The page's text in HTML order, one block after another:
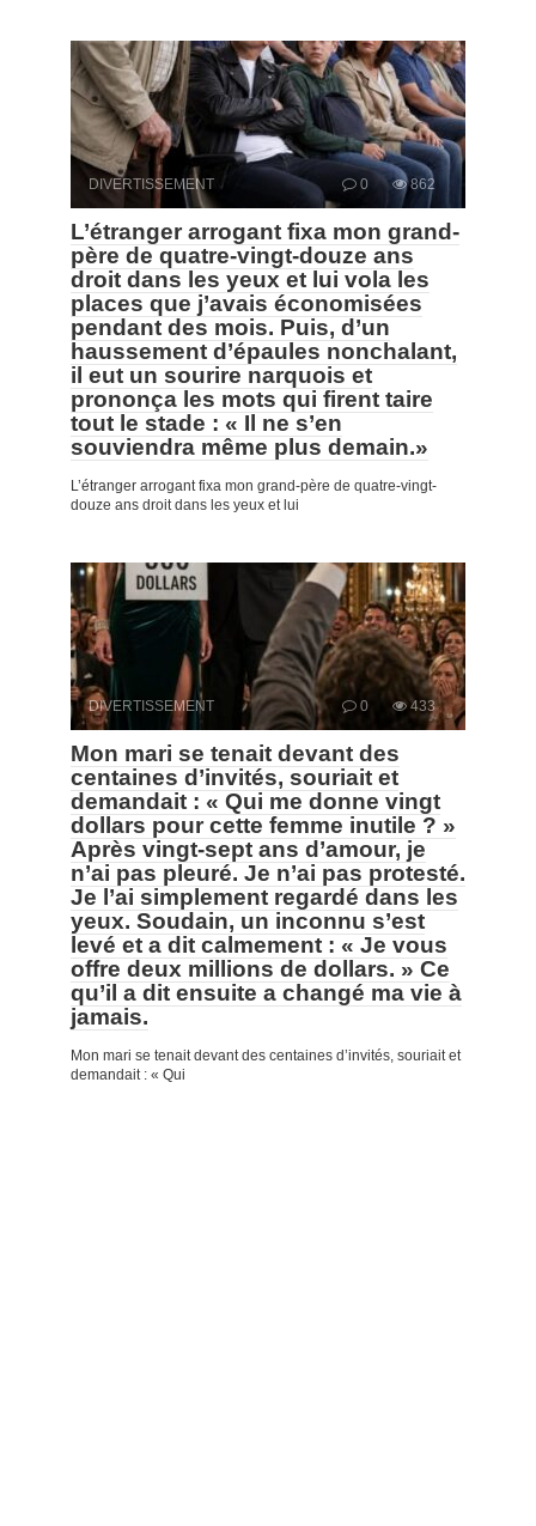
DIVERTISSEMENT 0 862
L’étranger arrogant fixa mon grand-
père de quatre-vingt-douze ans
droit dans les yeux et lui vola les
places que j’avais économisées
pendant des mois. Puis, d’un
haussement d’épaules nonchalant,
il eut un sourire narquois et
prononça les mots qui firent taire
tout le stade : « Il ne s’en
souviendra même plus demain.»
L’étranger arrogant fixa mon grand-père de quatre-vingt-
douze ans droit dans les yeux et lui
DIVERTISSEMENT 0 433
Mon mari se tenait devant des
centaines d’invités, souriait et
demandait : « Qui me donne vingt
dollars pour cette femme inutile ? »
Après vingt-sept ans d’amour, je
n’ai pas pleuré. Je n’ai pas protesté.
Je l’ai simplement regardé dans les
yeux. Soudain, un inconnu s’est
levé et a dit calmement : « Je vous
offre deux millions de dollars. » Ce
qu’il a dit ensuite a changé ma vie à
jamais.
Mon mari se tenait devant des centaines d’invités, souriait et
demandait : « Qui